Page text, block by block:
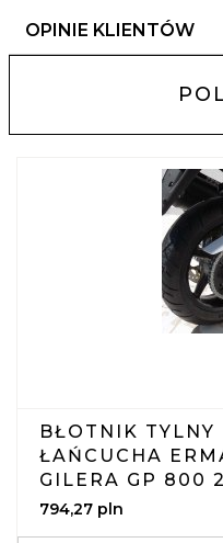
OPINIE KLIENTÓW
BŁOTNIK TYLNY
ŁAŃCUCHA
GILERA GP 800
794,27 pln